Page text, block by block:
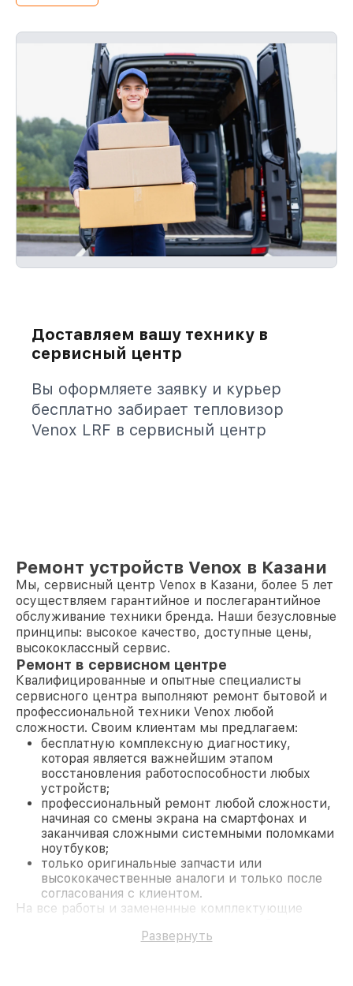
Доставляем вашу технику в
сервисный центр
Вы оформляете заявку и курьер
бесплатно забирает тепловизор
Venox LRF в сервисный центр
Ремонт устройств Venox в Казани
Мы, сервисный центр Venox в Казани, более 5 лет
осуществляем гарантийное и послегарантийное
обслуживание техники бренда. Наши безусловные
принципы: высокое качество, доступные цены,
высококлассный сервис.
Ремонт в сервисном центре
Квалифицированные и опытные специалисты
сервисного центра выполняют ремонт бытовой и
профессиональной техники Venox любой
сложности. Своим клиентам мы предлагаем:
бесплатную комплексную диагностику,
которая является важнейшим этапом
восстановления работоспособности любых
устройств;
профессиональный ремонт любой сложности,
начиная со смены экрана на смартфонах и
заканчивая сложными системными поломками
ноутбуков;
только оригинальные запчасти или
высококачественные аналоги и только после
согласования с клиентом.
На все работы и замененные комплектующие
поломки по условиям гарантии, мы бесплатно
Развернуть